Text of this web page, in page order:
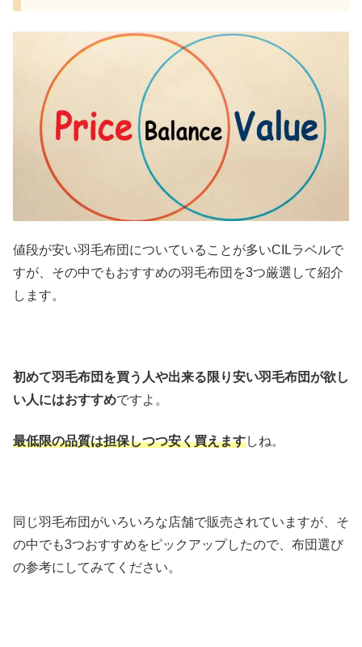
値段が安い羽毛布団についていることが多いCILラベルで
すが、その中でもおすすめの羽毛布団を3つ厳選して紹介
します。
初めて羽毛布団を買う人や出来る限り安い羽毛布団が欲し
い人にはおすすめですよ。
最低限の品質は担保しつつ安く買えますしね。
同じ羽毛布団がいろいろな店舗で販売されていますが、そ
の中でも3つおすすめをピックアップしたので、布団選び
の参考にしてみてください。